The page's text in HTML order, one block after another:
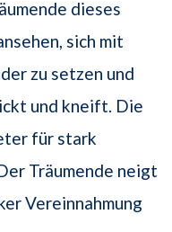
dieses
sich mit
zu setzen und
und kneift. Die
für stark
Träumende neigt
Vereinnahmung